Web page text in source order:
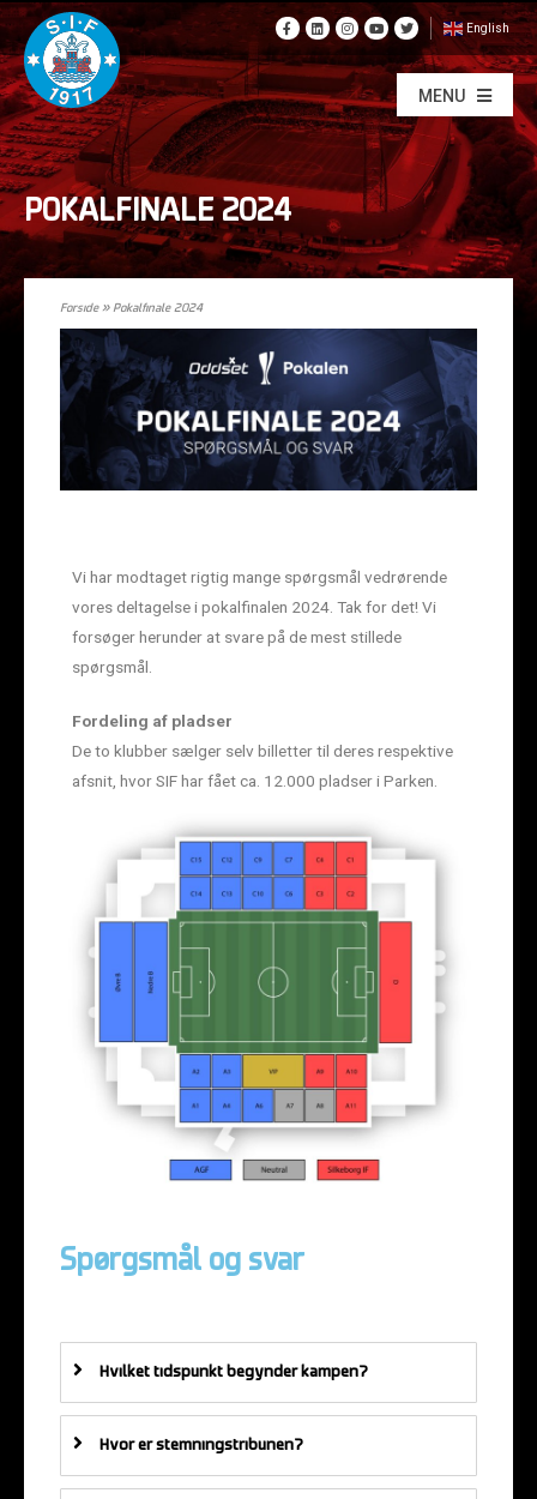
English
MENU
POKALFINALE 2024
Forside»Pokalfinale 2024
Vi har modtaget rigtig mange spørgsmål vedrørende
vores deltagelse i pokalfinalen 2024. Tak for det! Vi
forsøger herunder at svare på de mest stillede
spørgsmål.
Fordeling af pladser
De to klubber sælger selv billetter til deres respektive
afsnit, hvor SIF har fået ca. 12.000 pladser i Parken.
Spørgsmål og svar
Hvilket tidspunkt begynder kampen?
Hvor er stemningstribunen?